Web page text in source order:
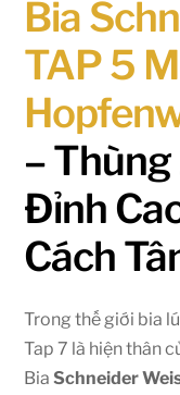
Bia
TAP 5
–
Đỉnh
Cách
Trong thế giới bia
Tap 7 là hiện thân
BiaSchneider